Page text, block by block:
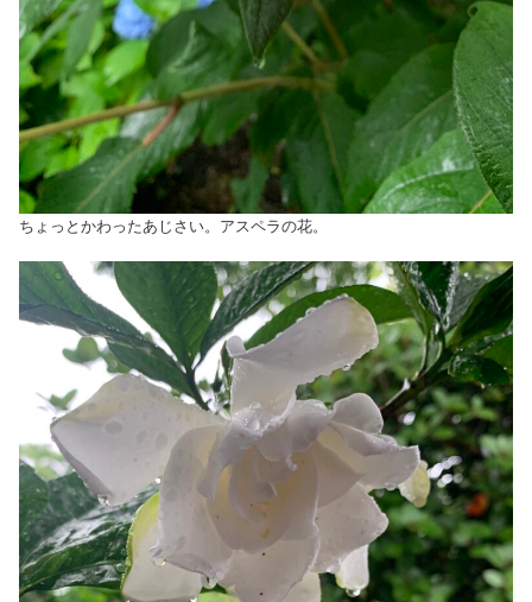
ちょっとかわったあじさい。アスペラの花。